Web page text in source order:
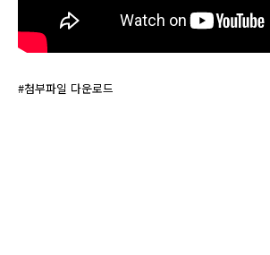
#첨부파일 다운로드